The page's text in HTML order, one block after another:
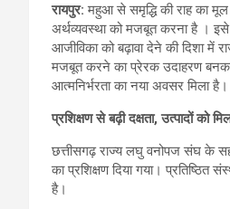
रायपुर:महुआ से समृद्धि की राह का
अर्थव्यवस्था को मजबूत करना है ।
आजीविका को बढ़ावा देने की दिशा में
मजबूत करने का प्रेरक उदाहरण बनकर
आत्मनिर्भरता का नया अवसर मिला है।
प्रशिक्षण से बढ़ी दक्षता, उत्पादों को
छत्तीसगढ़ राज्य लघु वनोपज संघ के
का प्रशिक्षण दिया गया।
है।